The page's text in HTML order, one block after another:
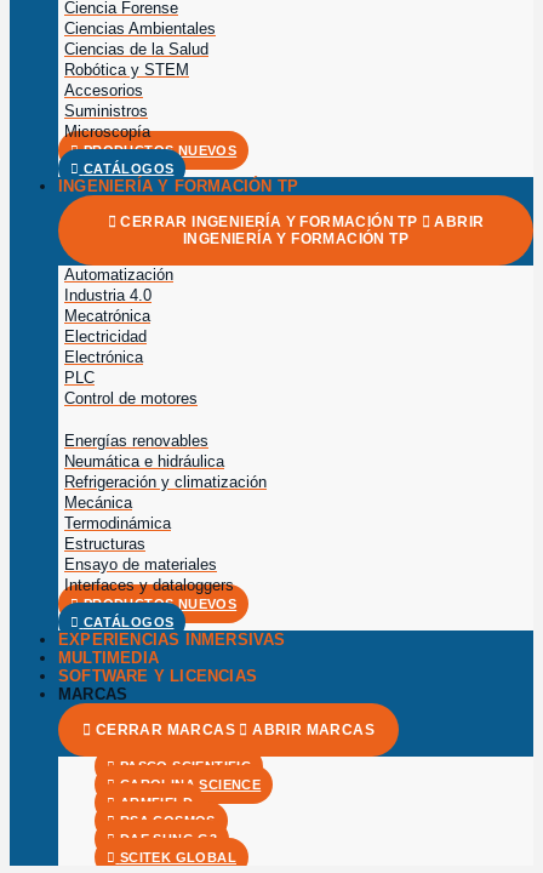
Ciencia Forense
Ciencias Ambientales
Ciencias de la Salud
Robótica y STEM
Accesorios
Suministros
Microscopía
PRODUCTOS NUEVOS
CATÁLOGOS
INGENIERÍA Y FORMACIÓN TP
CERRAR INGENIERÍA Y FORMACIÓN TP
ABRIR
INGENIERÍA Y FORMACIÓN TP
Automatización
Industria 4.0
Mecatrónica
Electricidad
Electrónica
PLC
Control de motores
Energías renovables
Neumática e hidráulica
Refrigeración y climatización
Mecánica
Termodinámica
Estructuras
Ensayo de materiales
Interfaces y dataloggers
PRODUCTOS NUEVOS
CATÁLOGOS
EXPERIENCIAS INMERSIVAS
MULTIMEDIA
SOFTWARE Y LICENCIAS
MARCAS
CERRAR MARCAS ABRIR MARCAS
PASCO SCIENTIFIC
CAROLINA SCIENCE
ARMFIELD
RSA COSMOS
DAE SUNG G3
SCITEK GLOBAL